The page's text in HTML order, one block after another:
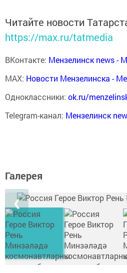
Читайте новости
https://max.ru/tatmedia
ВКонтакте: Мензелинск news -
MAX: Новости Мензелинска -
Одноклассники: ok.ru/
Telegram-канал: Мензелинск
Галерея
❮